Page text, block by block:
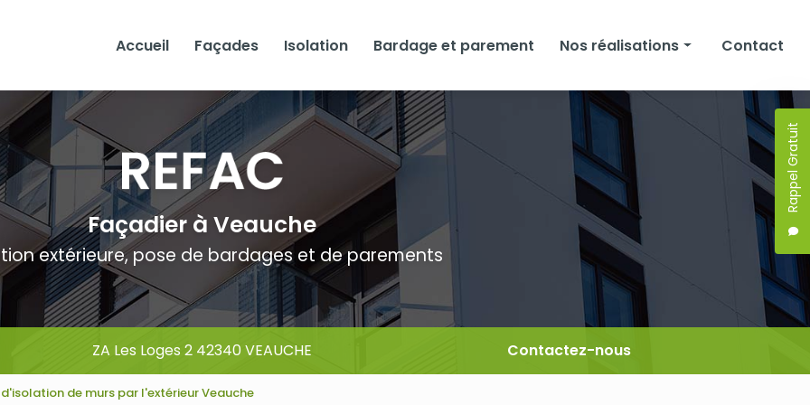
Rappel Gratuit
Accueil
Façades Isolation Bardage et parement Nos réalisations
Façades
Isolation
Bardage et parement
Contact
Façadier à Veauche
extérieure, pose de bardages et de parements
ZA Les Loges 2 42340 VEAUCHE Contactez-nous
de murs par l'extérieur Veauche